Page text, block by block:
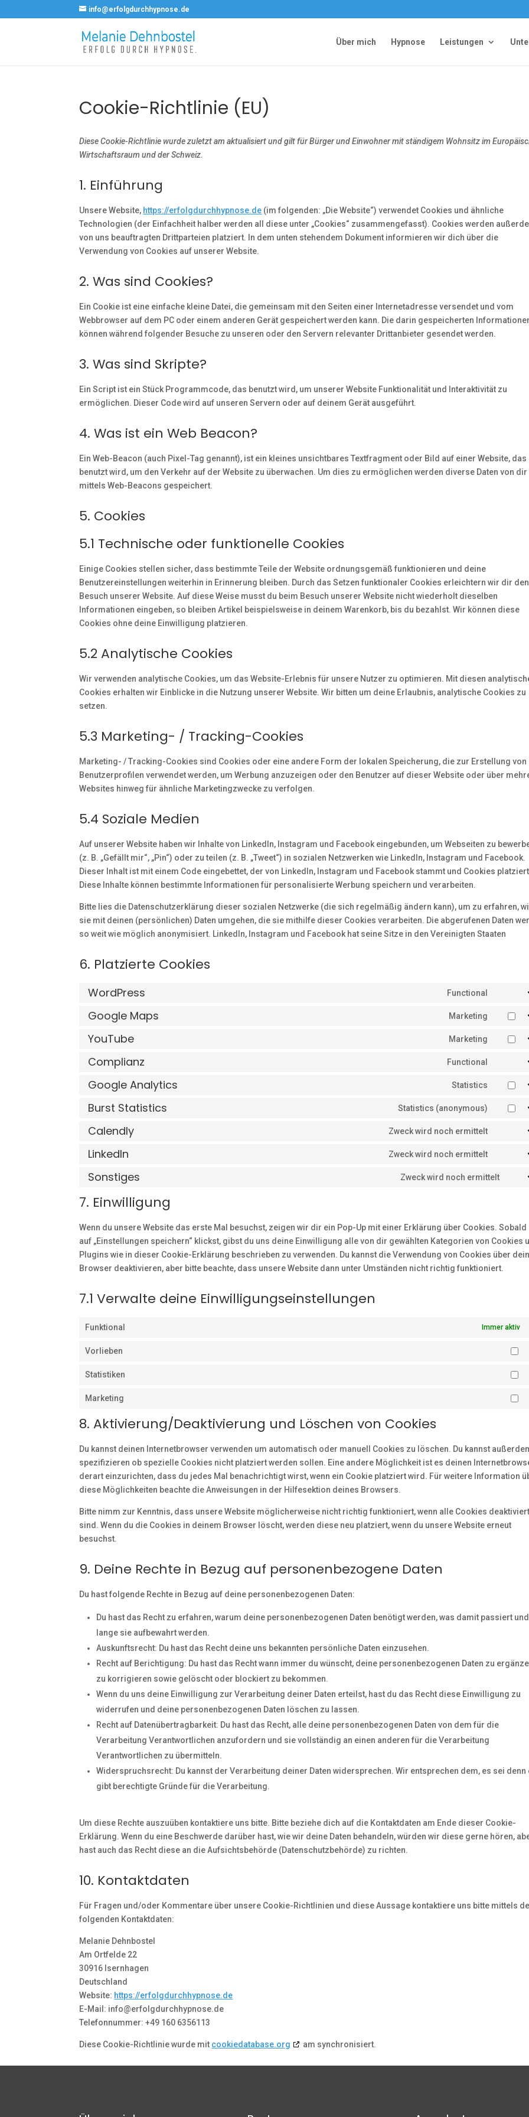
info@erfolgdurchhypnose.de
Über mich Hypnose Leistungen
Cookie-Richtlinie (EU)
Diese Cookie-Richtlinie wurde zuletzt am aktualisiert und gilt für Bürger und Einwohner mit ständigem Wohnsitz im
Wirtschaftsraum und der Schweiz.
1. Einführung
Unsere Website, https://erfolgdurchhypnose.de (im folgenden: „Die Website“) verwendet Cookies und ähnliche
Technologien (der Einfachheit halber werden all diese unter „Cookies“ zusammengefasst). Cookies werden
von uns beauftragten Drittparteien platziert. In dem unten stehendem Dokument informieren wir dich über die
Verwendung von Cookies auf unserer Website.
2. Was sind Cookies?
Ein Cookie ist eine einfache kleine Datei, die gemeinsam mit den Seiten einer Internetadresse versendet und vom
Webbrowser auf dem PC oder einem anderen Gerät gespeichert werden kann. Die darin gespeicherten
können während folgender Besuche zu unseren oder den Servern relevanter Drittanbieter gesendet werden.
3. Was sind Skripte?
Ein Script ist ein Stück Programmcode, das benutzt wird, um unserer Website Funktionalität und Interaktivität zu
ermöglichen. Dieser Code wird auf unseren Servern oder auf deinem Gerät ausgeführt.
4. Was ist ein Web Beacon?
Ein Web-Beacon (auch Pixel-Tag genannt), ist ein kleines unsichtbares Textfragment oder Bild auf einer Website, das
benutzt wird, um den Verkehr auf der Website zu überwachen. Um dies zu ermöglichen werden diverse Daten von dir
mittels Web-Beacons gespeichert.
5. Cookies
5.1 Technische oder funktionelle Cookies
Einige Cookies stellen sicher, dass bestimmte Teile der Website ordnungsgemäß funktionieren und deine
Benutzereinstellungen weiterhin in Erinnerung bleiben. Durch das Setzen funktionaler Cookies erleichtern wir dir den
Besuch unserer Website. Auf diese Weise musst du beim Besuch unserer Website nicht wiederholt dieselben
Informationen eingeben, so bleiben Artikel beispielsweise in deinem Warenkorb, bis du bezahlst. Wir können diese
Cookies ohne deine Einwilligung platzieren.
5.2 Analytische Cookies
Wir verwenden analytische Cookies, um das Website-Erlebnis für unsere Nutzer zu optimieren. Mit diesen
Cookies erhalten wir Einblicke in die Nutzung unserer Website. Wir bitten um deine Erlaubnis, analytische Cookies zu
setzen.
5.3 Marketing- / Tracking-Cookies
Marketing- / Tracking-Cookies sind Cookies oder eine andere Form der lokalen Speicherung, die zur Erstellung von
Benutzerprofilen verwendet werden, um Werbung anzuzeigen oder den Benutzer auf dieser Website oder über
Websites hinweg für ähnliche Marketingzwecke zu verfolgen.
5.4 Soziale Medien
Auf unserer Website haben wir Inhalte von LinkedIn, Instagram und Facebook eingebunden, um Webseiten zu
(z. B. „Gefällt mir“, „Pin“) oder zu teilen (z. B. „Tweet“) in sozialen Netzwerken wie LinkedIn, Instagram und Facebook.
Dieser Inhalt ist mit einem Code eingebettet, der von LinkedIn, Instagram und Facebook stammt und Cookies
Diese Inhalte können bestimmte Informationen für personalisierte Werbung speichern und verarbeiten.
Bitte lies die Datenschutzerklärung dieser sozialen Netzwerke (die sich regelmäßig ändern kann), um zu erfahren,
sie mit deinen (persönlichen) Daten umgehen, die sie mithilfe dieser Cookies verarbeiten. Die abgerufenen Daten
so weit wie möglich anonymisiert. LinkedIn, Instagram und Facebook hat seine Sitze in den Vereinigten Staaten
6. Platzierte Cookies
WordPress Functional
Google Maps Marketing
Consent
google-
YouTube Marketing
Consent
youtube
Complianz Functional
Google Analytics Statistics
Consent
google-
Burst Statistics Statistics (anonymous)
Consent
Calendly Zweck wird noch ermittelt
calendly
LinkedIn Zweck wird noch ermittelt
to
Sonstiges Zweck wird noch ermittelt
7. Einwilligung
Wenn du unsere Website das erste Mal besuchst, zeigen wir dir ein Pop-Up mit einer Erklärung über Cookies. Sobald
auf „Einstellungen speichern“ klickst, gibst du uns deine Einwilligung alle von dir gewählten Kategorien von Cookies
Plugins wie in dieser Cookie-Erklärung beschrieben zu verwenden. Du kannst die Verwendung von Cookies über
Browser deaktivieren, aber bitte beachte, dass unsere Website dann unter Umständen nicht richtig funktioniert.
7.1 Verwalte deine Einwilligungseinstellungen
Funktional Immer aktiv
Vorlieben
Statistiken
Marketing
8. Aktivierung/Deaktivierung und Löschen von Cookies
Du kannst deinen Internetbrowser verwenden um automatisch oder manuell Cookies zu löschen. Du kannst
spezifizieren ob spezielle Cookies nicht platziert werden sollen. Eine andere Möglichkeit ist es deinen
derart einzurichten, dass du jedes Mal benachrichtigt wirst, wenn ein Cookie platziert wird. Für weitere Information
diese Möglichkeiten beachte die Anweisungen in der Hilfesektion deines Browsers.
Bitte nimm zur Kenntnis, dass unsere Website möglicherweise nicht richtig funktioniert, wenn alle Cookies
sind. Wenn du die Cookies in deinem Browser löscht, werden diese neu platziert, wenn du unsere Website erneut
besuchst.
9. Deine Rechte in Bezug auf personenbezogene Daten
Du hast folgende Rechte in Bezug auf deine personenbezogenen Daten:
Du hast das Recht zu erfahren, warum deine personenbezogenen Daten benötigt werden, was damit passiert
lange sie aufbewahrt werden.
Auskunftsrecht: Du hast das Recht deine uns bekannten persönliche Daten einzusehen.
Recht auf Berichtigung: Du hast das Recht wann immer du wünscht, deine personenbezogenen Daten zu
zu korrigieren sowie gelöscht oder blockiert zu bekommen.
Wenn du uns deine Einwilligung zur Verarbeitung deiner Daten erteilst, hast du das Recht diese Einwilligung zu
widerrufen und deine personenbezogenen Daten löschen zu lassen.
Recht auf Datenübertragbarkeit: Du hast das Recht, alle deine personenbezogenen Daten von dem für die
Verarbeitung Verantwortlichen anzufordern und sie vollständig an einen anderen für die Verarbeitung
Verantwortlichen zu übermitteln.
Widerspruchsrecht: Du kannst der Verarbeitung deiner Daten widersprechen. Wir entsprechen dem, es sei denn
gibt berechtigte Gründe für die Verarbeitung.
Um diese Rechte auszuüben kontaktiere uns bitte. Bitte beziehe dich auf die Kontaktdaten am Ende dieser Cookie-
Erklärung. Wenn du eine Beschwerde darüber hast, wie wir deine Daten behandeln, würden wir diese gerne hören,
hast auch das Recht diese an die Aufsichtsbehörde (Datenschutzbehörde) zu richten.
10. Kontaktdaten
Für Fragen und/oder Kommentare über unsere Cookie-Richtlinien und diese Aussage kontaktiere uns bitte mittels
folgenden Kontaktdaten:
Melanie Dehnbostel
Am Ortfelde 22
30916 Isernhagen
Deutschland
Website: https://erfolgdurchhypnose.de
E-Mail: info@erfolgdurchhypnose.de
Telefonnummer: +49 160 6356113
Diese Cookie-Richtlinie wurde mit cookiedatabase.org am synchronisiert.